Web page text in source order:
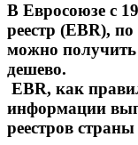
В Евросоюзе с
реестр (EBR),
можно получить
дешево.
EBR, как
информации
реестров